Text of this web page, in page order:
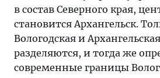
в состав Северного края,
становится Архангельск.
Вологодская и
разделяются, и тогда же
современные границы